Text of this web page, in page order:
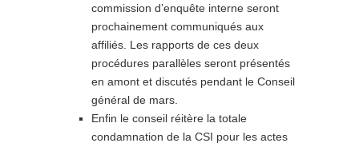
commission d’enquête interne seront
prochainement communiqués aux
affiliés. Les rapports de ces deux
procédures parallèles seront présentés
en amont et discutés pendant le Conseil
général de mars.
Enfin le conseil réitère la totale
condamnation de la CSI pour les actes